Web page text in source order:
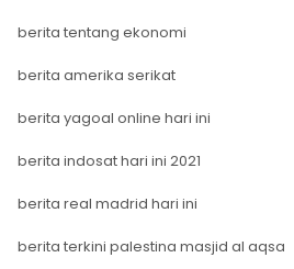
berita tentang ekonomi
berita amerika serikat
berita yagoal online hari ini
berita indosat hari ini 2021
berita real madrid hari ini
berita terkini palestina masjid al aqsa